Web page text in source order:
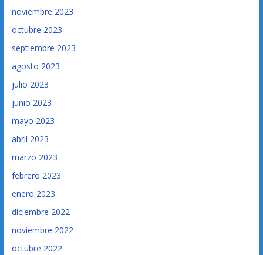
noviembre 2023
octubre 2023
septiembre 2023
agosto 2023
julio 2023
junio 2023
mayo 2023
abril 2023
marzo 2023
febrero 2023
enero 2023
diciembre 2022
noviembre 2022
octubre 2022